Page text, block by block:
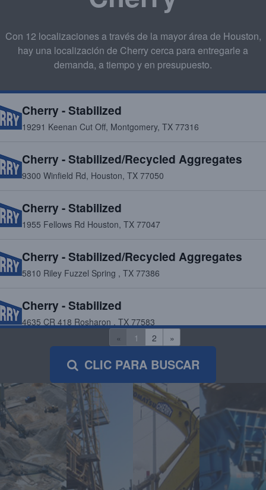
ORDENAR
CONCRETO
TRITURADO
Con 12 localizaciones a través de la mayor área de Houston,
hay una localización de Cherry cerca para entregarle a
demanda, a tiempo y en presupuesto.
Cherry - Stabilized
19291 Keenan Cut Off, Montgomery, TX 77316
Cherry - Stabilized/Recycled Aggregates
9300 Winfield Rd, Houston, TX 77050
Cherry - Stabilized
1955 Fellows Rd Houston, TX 77047
Cherry - Stabilized/Recycled Aggregates
5810 Riley Fuzzel Spring , TX 77386
Cherry - Stabilized
4635 CR 418 Rosharon , TX 77583
6400 Koeblen Rd. Richmond , TX 77469
Cherry - Stabilized/Recycled Aggregates
9929 Katy Hockley Road Cypress , TX 77433
Cherry - Stabilized/Recycled Aggregates
616 FM 521 Fresno , TX 77545
« 1 2 »
CLIC PARA BUSCAR